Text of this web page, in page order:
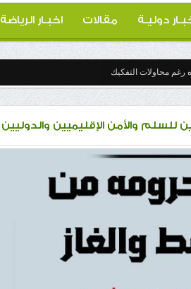
دوليـة مقالات اخبـار الرياضة
رغم محاولات التفكيك
والأمن الإقليميين والدوليين